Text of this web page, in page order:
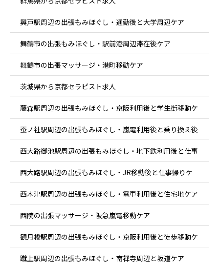
興戸駅周辺の出張もみほぐし・通勤後と大学周辺ケア
舞鶴市の出張もみほぐし・駅前港周辺滞在後ケア
舞鶴市の出張マッサージ・港町移動ケア
茨城県から京都セラピスト求人
藤森駅周辺の出張もみほぐし・京阪利用後と学生街移動ケ
ア
蚕ノ社駅周辺の出張もみほぐし・嵐電利用後と乗り換え後
ケア
西大路御池駅周辺の出張もみほぐし・地下鉄利用後と仕事
帰りケア
西大路駅周辺の出張もみほぐし・JR移動後と仕事帰りケ
ア
西木津駅周辺の出張もみほぐし・電車利用後と住宅地ケア
西院の出張マッサージ・阪急嵐電移動ケア
観月橋駅周辺の出張もみほぐし・京阪利用後と徒歩移動ケ
ア
蹴上駅周辺の出張もみほぐし・南禅寺周辺と坂道ケア